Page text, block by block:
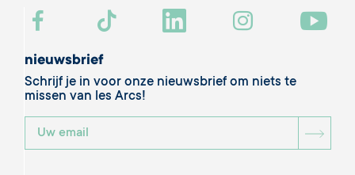
nieuwsbrief
Schrijf je in voor onze nieuwsbrief om niets te
missen van les Arcs!